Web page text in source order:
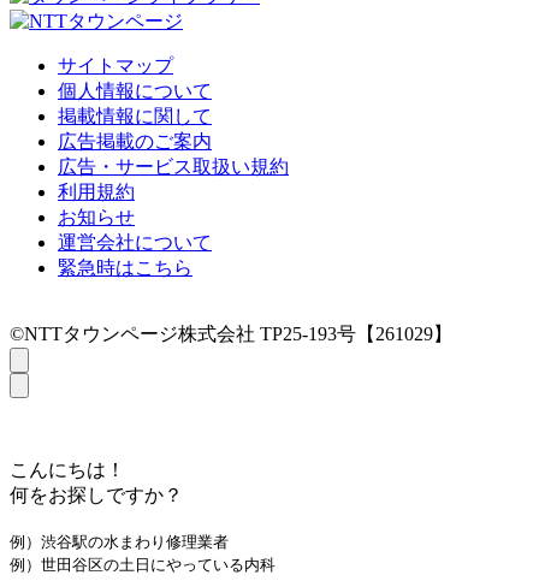
サイトマップ
個人情報について
掲載情報に関して
広告掲載のご案内
広告・サービス取扱い規約
利用規約
お知らせ
運営会社について
緊急時はこちら
©NTTタウンページ株式会社 TP25-193号【261029】
こんにちは！
何をお探しですか？
例）渋谷駅の水まわり修理業者
例）世田谷区の土日にやっている内科